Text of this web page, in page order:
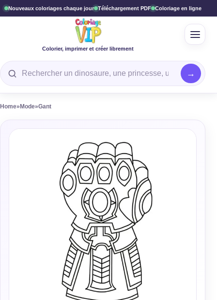
Nouveaux coloriages chaque jour Téléchargement PDF Coloriage en ligne
Colorier, imprimer et créer librement
Rechercher un coloriage
Home» Mode»Gant